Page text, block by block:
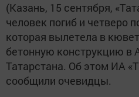
(Казань, 15 сентября,
человек погиб и четверо
которая вылетела в
бетонную конструкцию в
Татарстана. Об этом ИА
сообщили очевидцы.